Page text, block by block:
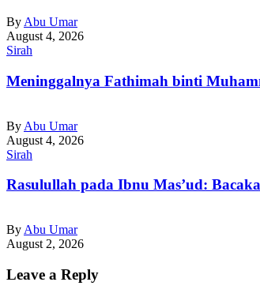
By Abu Umar
August 4, 2026
Sirah
Meninggalnya Fathimah binti
By Abu Umar
August 4, 2026
Sirah
Rasulullah pada Ibnu Mas’ud:
By Abu Umar
August 2, 2026
Leave a Reply